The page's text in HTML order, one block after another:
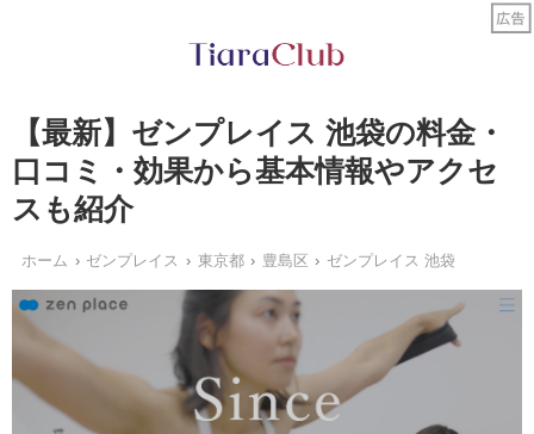
【最新】ゼンプレイス 池袋の料金・
口コミ・効果から基本情報やアクセ
スも紹介
ホーム ゼンプレイス 東京都 豊島区 ゼンプレイス 池袋